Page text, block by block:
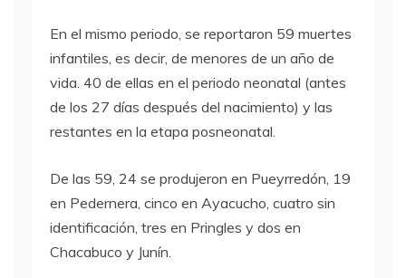
En el mismo periodo, se reportaron 59 muertes
infantiles, es decir, de menores de un año de
vida. 40 de ellas en el periodo neonatal (antes
de los 27 días después del nacimiento) y las
restantes en la etapa posneonatal.
De las 59, 24 se produjeron en Pueyrredón, 19
en Pedernera, cinco en Ayacucho, cuatro sin
identificación, tres en Pringles y dos en
Chacabuco y Junín.